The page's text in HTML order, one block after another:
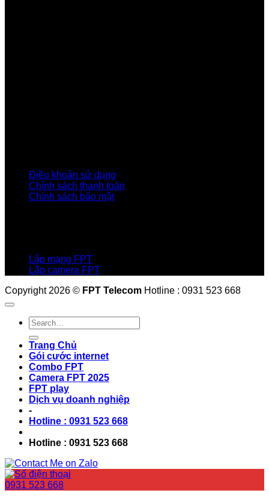
Điều khoản sử dụng
Chính sách thanh toán
Chính sách bảo mật
Lắp mạng FPT
Lắp camera FPT
Copyright 2026 © FPT Telecom Hotline : 0931 523 668
Trang Chủ
Gói cước internet
Combo FPT
Camera FPT 2025
FPT play
Dịch vụ doanh nghiệp
-
Hotline : 0931 523 668
Hotline : 0931 523 668
0931 523 668